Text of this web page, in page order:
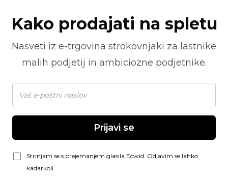
Kako prodajati na spletu
Nasveti iz e-trgovina strokovnjaki za lastnike
malih podjetij in ambiciozne podjetnike.
Prijavi se
Strinjam se s prejemanjem glasila Ecwid. Odjavim se lahko
kadarkoli.